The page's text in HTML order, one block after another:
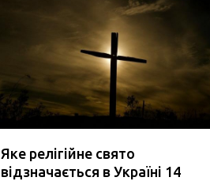
Яке релігійне свято
відзначається в Україні 14